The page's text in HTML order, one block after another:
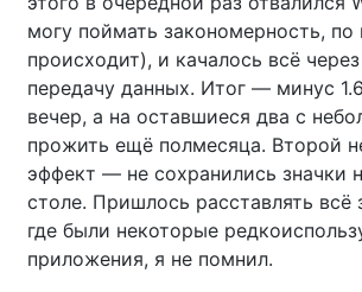
могу поймать закономерность, по
происходит), и качалось всё
передачу данных. Итог — минус
вечер, а на оставшиеся два с
прожить ещё полмесяца. Второй
эффект — не сохранились значки
столе. Пришлось расставлять всё
где были некоторые
приложения, я не помнил.